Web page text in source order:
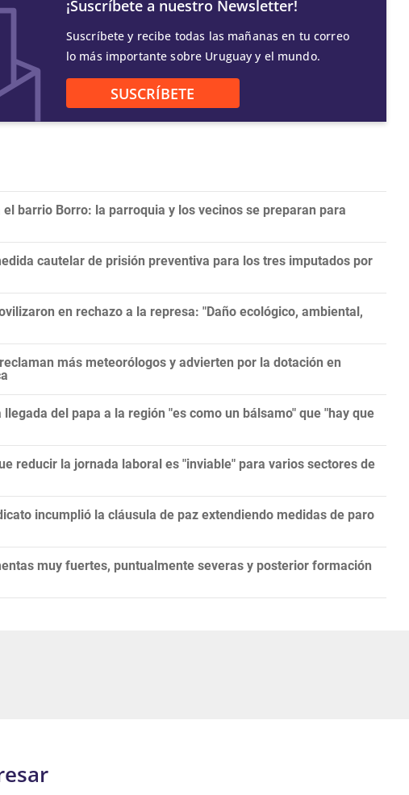
¡Suscríbete a nuestro Newsletter!
Suscríbete y recibe todas las mañanas en tu correo
lo más importante sobre Uruguay y el mundo.
SUSCRÍBETE
el barrio Borro: la parroquia y los vecinos se preparan para
cautelar de prisión preventiva para los tres imputados por
en rechazo a la represa: "Daño ecológico, ambiental,
más meteorólogos y advierten por la dotación en
del papa a la región "es como un bálsamo" que "hay que
reducir la jornada laboral es "inviable" para varios sectores de
incumplió la cláusula de paz extendiendo medidas de paro
muy fuertes, puntualmente severas y posterior formación